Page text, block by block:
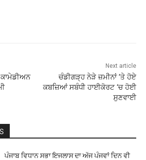
Next article
ਚੰਡੀਗੜ੍ਹ ਨੇੜੇ ਜ਼ਮੀਨਾਂ ‘ਤੇ ਹੋਏ
ਕਬਜ਼ਿਆਂ ਸਬੰਧੀ ਹਾਈਕੋਰਟ ‘ਚ ਹੋਈ
ਸੁਣਵਾਈ
ਪੰਜਾਬ ਵਿਧਾਨ ਸਭਾ ਇਜਲਾਸ ਦਾ ਅੱਜ ਪੰਜਵਾਂ ਦਿਨ ਵੀ